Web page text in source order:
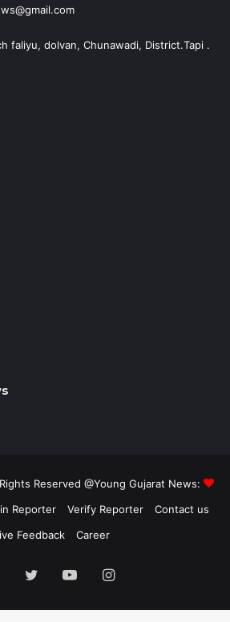
faliyu, dolvan, Chunawadi, District.Tapi .
Reserved @Young Gujarat News:
Reporter Verify Reporter
Contact us
Feedback
Career
Facebook
TwitterYouTubeInstagram